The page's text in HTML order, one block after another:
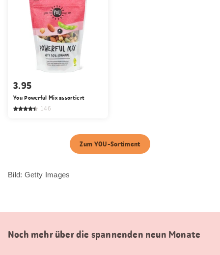
3.95
You Powerful Mix assortiert
146
Zum YOU-Sortiment
Bild: Getty Images
Noch mehr über die spannenden neun Monate